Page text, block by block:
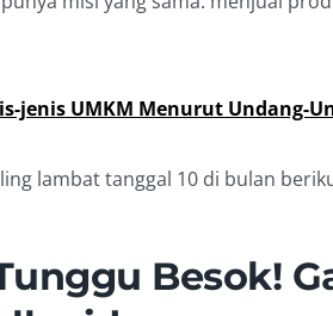
jenis UMKM Menurut Undang-
lambat tanggal 10 di bulan
Besok!